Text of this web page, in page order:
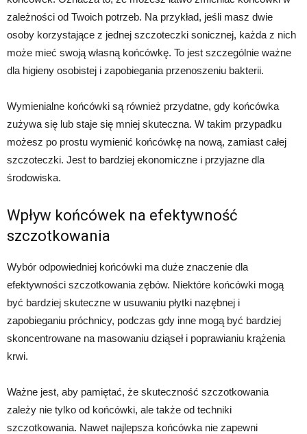
zależności od Twoich potrzeb. Na przykład, jeśli masz dwie
osoby korzystające z jednej szczoteczki sonicznej, każda z nich
może mieć swoją własną końcówkę. To jest szczególnie ważne
dla higieny osobistej i zapobiegania przenoszeniu bakterii.
Wymienialne końcówki są również przydatne, gdy końcówka
zużywa się lub staje się mniej skuteczna. W takim przypadku
możesz po prostu wymienić końcówkę na nową, zamiast całej
szczoteczki. Jest to bardziej ekonomiczne i przyjazne dla
środowiska.
Wpływ końcówek na efektywność
szczotkowania
Wybór odpowiedniej końcówki ma duże znaczenie dla
efektywności szczotkowania zębów. Niektóre końcówki mogą
być bardziej skuteczne w usuwaniu płytki nazębnej i
zapobieganiu próchnicy, podczas gdy inne mogą być bardziej
skoncentrowane na masowaniu dziąseł i poprawianiu krążenia
krwi.
Ważne jest, aby pamiętać, że skuteczność szczotkowania
zależy nie tylko od końcówki, ale także od techniki
szczotkowania. Nawet najlepsza końcówka nie zapewni